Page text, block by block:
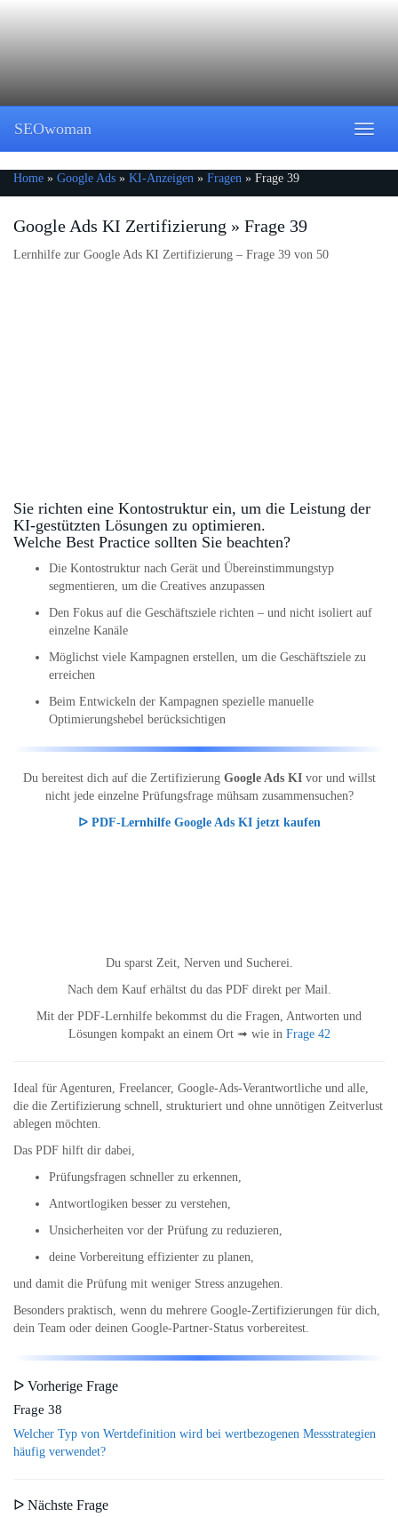
Toggle
SEOwoman
Home » Google Ads » KI-Anzeigen » Fragen » Frage 39
Google Ads KI Zertifizierung » Frage 39
Lernhilfe zur Google Ads KI Zertifizierung – Frage 39 von 50
Sie richten eine Kontostruktur ein, um die Leistung der
KI-gestützten Lösungen zu optimieren.
Welche Best Practice sollten Sie beachten?
Die Kontostruktur nach Gerät und Übereinstimmungstyp
segmentieren, um die Creatives anzupassen
Den Fokus auf die Geschäftsziele richten – und nicht isoliert auf
einzelne Kanäle
Möglichst viele Kampagnen erstellen, um die Geschäftsziele zu
erreichen
Beim Entwickeln der Kampagnen spezielle manuelle
Optimierungshebel berücksichtigen
Du bereitest dich auf die Zertifizierung Google Ads KIvor und willst
nicht jede einzelne Prüfungsfrage mühsam zusammensuchen?
ᐅ PDF-Lernhilfe Google Ads KI jetzt kaufen
Du sparst Zeit, Nerven und Sucherei.
Nach dem Kauf erhältst du das PDF direkt per Mail.
Mit der PDF-Lernhilfe bekommst du die Fragen, Antworten und
Lösungen kompakt an einem Ort ➟ wie in Frage 42
Ideal für Agenturen, Freelancer, Google-Ads-Verantwortliche und alle,
die die Zertifizierung schnell, strukturiert und ohne unnötigen Zeitverlust
ablegen möchten.
Das PDF hilft dir dabei,
Prüfungsfragen schneller zu erkennen,
Antwortlogiken besser zu verstehen,
Unsicherheiten vor der Prüfung zu reduzieren,
deine Vorbereitung effizienter zu planen,
und damit die Prüfung mit weniger Stress anzugehen.
Besonders praktisch, wenn du mehrere Google-Zertifizierungen für dich,
dein Team oder deinen Google-Partner-Status vorbereitest.
ᐅ Vorherige Frage
Frage 38
Welcher Typ von Wertdefinition wird bei wertbezogenen Messstrategien
häufig verwendet?
ᐅ Nächste Frage